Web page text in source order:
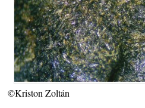
©Kriston Zoltán